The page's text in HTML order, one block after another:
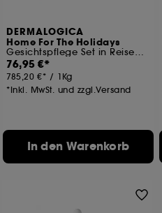
DERMALOGICA
Home For The Holidays
Gesichtspflege Set in Reisegröße
76,95 €
785,20 € / 1Kg
*Inkl. MwSt. und zzgl.Versand
In den Warenkorb